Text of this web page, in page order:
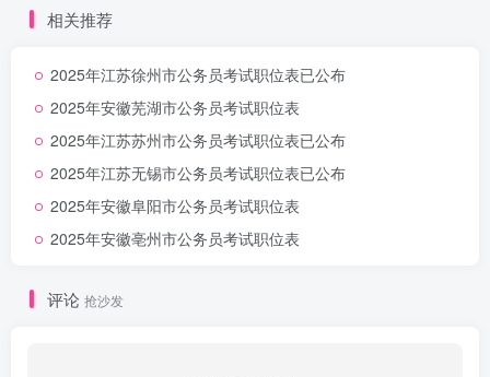
相关推荐
2025年江苏徐州市公务员考试职位表已公布
2025年安徽芜湖市公务员考试职位表
2025年江苏苏州市公务员考试职位表已公布
2025年江苏无锡市公务员考试职位表已公布
2025年安徽阜阳市公务员考试职位表
2025年安徽亳州市公务员考试职位表
评论 抢沙发